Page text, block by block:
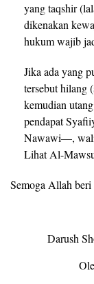
yang taqshir
dikenakan
hukum wajib
Jika ada yang
tersebut hilang
kemudian
pendapat
Nawawi—,
Lihat Al-
Semoga Allah
Darush